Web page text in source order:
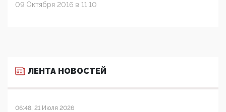
09 Октября 2016 в 11:10
ЛЕНТА НОВОСТЕЙ
06:48, 21 Июля 2026